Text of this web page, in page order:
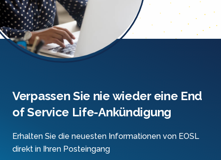
Verpassen Sie nie wieder eine End
of Service Life-Ankündigung
Erhalten Sie die neuesten Informationen von EOSL
direkt in Ihren Posteingang